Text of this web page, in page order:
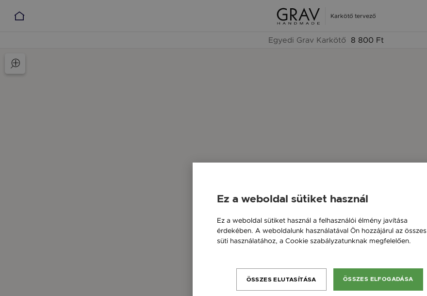
Karkötő tervező
Egyedi Grav Karkötő 8 800 Ft
Ez a weboldal sütiket használ
Ez a weboldal sütiket használ a felhasználói élmény javítása
érdekében. A weboldalunk használatával Ön hozzájárul az összes
süti használatához, a Cookie szabályzatunknak megfelelően.
ÖSSZES ELFOGADÁSA
ÖSSZES ELUTASÍTÁSA